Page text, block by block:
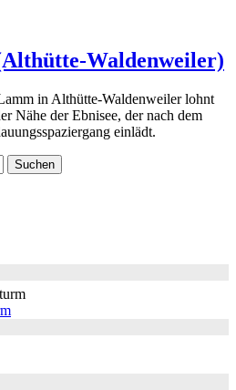
Waldenweiler)
in Althütte-Waldenweiler lohnt
Nähe der Ebnisee, der nach dem
einlädt.